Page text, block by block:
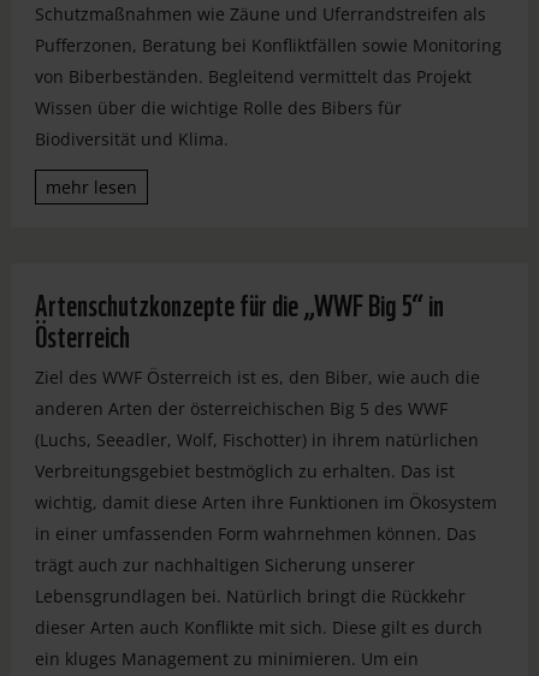
Schutzmaßnahmen wie Zäune und Uferrandstreifen als
Pufferzonen, Beratung bei Konfliktfällen sowie Monitoring
von Biberbeständen. Begleitend vermittelt das Projekt
Wissen über die wichtige Rolle des Bibers für
Biodiversität und Klima.
mehr lesen
Artenschutzkonzepte für die „WWF Big 5“ in
Österreich
Ziel des WWF Österreich ist es, den Biber, wie auch die
anderen Arten der österreichischen Big 5 des WWF
(Luchs, Seeadler, Wolf, Fischotter) in ihrem natürlichen
Verbreitungsgebiet bestmöglich zu erhalten. Das ist
wichtig, damit diese Arten ihre Funktionen im Ökosystem
in einer umfassenden Form wahrnehmen können. Das
trägt auch zur nachhaltigen Sicherung unserer
Lebensgrundlagen bei. Natürlich bringt die Rückkehr
dieser Arten auch Konflikte mit sich. Diese gilt es durch
ein kluges Management zu minimieren. Um ein